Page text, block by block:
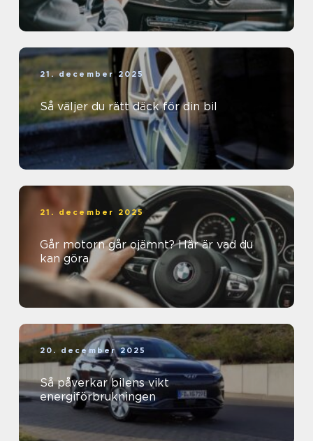
21. december 2025
Så väljer du rätt däck för din bil
21. december 2025
Går motorn går ojämnt? Här är vad du
kan göra
20. december 2025
Så påverkar bilens vikt
energiförbrukningen